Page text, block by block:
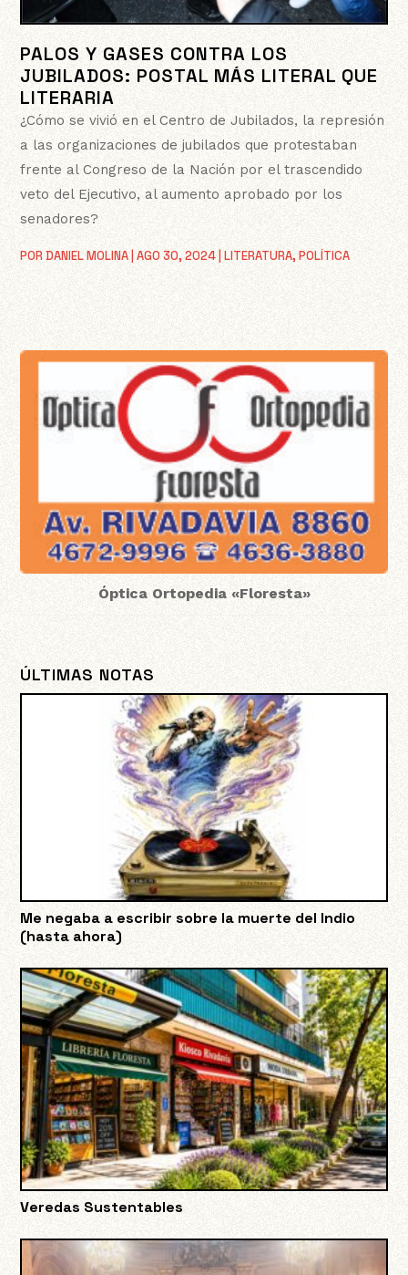
PALOS Y GASES CONTRA LOS
JUBILADOS: POSTAL MÁS LITERAL QUE
LITERARIA
PORDANIEL MOLINA |AGO 30, 2024 |LITERATURA,POLÍTICA
¿Cómo se vivió en el Centro de Jubilados, la represión
a las organizaciones de jubilados que protestaban
frente al Congreso de la Nación por el trascendido
veto del Ejecutivo, al aumento aprobado por los
senadores?
Óptica Ortopedia «Floresta»
ÚLTIMAS NOTAS
Me negaba a escribir sobre la muerte del Indio
(hasta ahora)
Veredas Sustentables